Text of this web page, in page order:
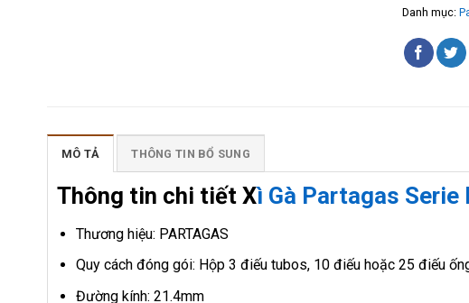
Danh mục:
MÔ TẢ THÔNG TIN BỔ SUNG
Thông tin chi tiết Xì Gà Partagas Serie
Thương hiệu: PARTAGAS
Quy cách đóng gói: Hộp 3 điếu tubos, 10 điếu hoặc 25 điếu
Đường kính: 21.4mm